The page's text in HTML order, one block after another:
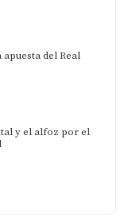
del Real
y el alfoz por el